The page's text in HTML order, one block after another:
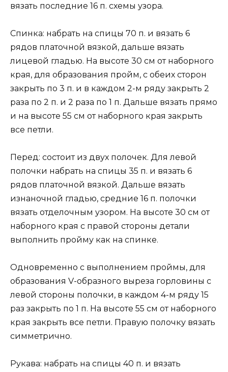
вязать последние 16 п. схемы узора.
Спинка: набрать на спицы 70 п. и вязать 6
рядов платочной вязкой, дальше вязать
лицевой гладью. На высоте 30 см от наборного
края, для образования пройм, с обеих сторон
закрыть по 3 п. и в каждом 2-м ряду закрыть 2
раза по 2 п. и 2 раза по 1 п. Дальше вязать прямо
и на высоте 55 см от наборного края закрыть
все петли.
Перед: состоит из двух полочек. Для левой
полочки набрать на спицы 35 п. и вязать 6
рядов платочной вязкой. Дальше вязать
изнаночной гладью, средние 16 п. полочки
вязать отделочным узором. На высоте 30 см от
наборного края с правой стороны детали
выполнить пройму как на спинке.
Одновременно с выполнением проймы, для
образования V-образного выреза горловины с
левой стороны полочки, в каждом 4-м ряду 15
раз закрыть по 1 п. На высоте 55 см от наборного
края закрыть все петли. Правую полочку вязать
симметрично.
Рукава: набрать на спицы 40 п. и вязать